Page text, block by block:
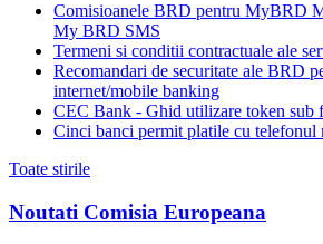
Comisioanele BRD pentru MyBRD
My BRD SMS
Termeni si conditii contractuale ale
Recomandari de securitate ale BRD
internet/mobile banking
CEC Bank - Ghid utilizare token sub
Cinci banci permit platile cu
Toate stirile
Noutati Comisia Europeana